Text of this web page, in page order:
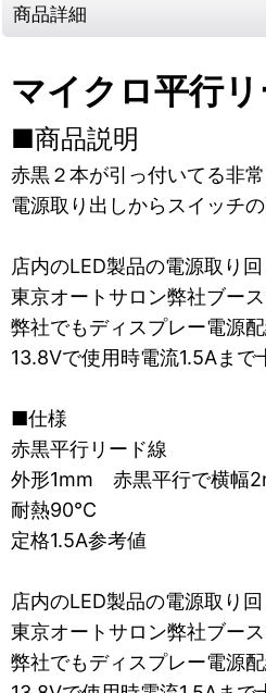
商品詳細
マイクロ平行
■商品説明
赤黒２本が引っ付いてる非
電源取り出しからスイッチ
店内のLED製品の電源取り
東京オートサロン弊社ブー
弊社でもディスプレー電源
13.8Vで使用時電流1.5Aまで
■仕様
赤黒平行リード線
外形1mm 赤黒平行で横幅
耐熱90℃
定格1.5A参考値
店内のLED製品の電源取り
東京オートサロン弊社ブー
弊社でもディスプレー電源